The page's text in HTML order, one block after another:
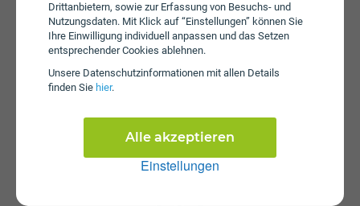
Drittanbietern, sowie zur Erfassung von Besuchs- und
Nutzungsdaten. Mit Klick auf “Einstellungen” können Sie
Ihre Einwilligung individuell anpassen und das Setzen
entsprechender Cookies ablehnen.
Unsere Daten­schutz­informationen mit allen Details
finden Sie hier.
Einstellungen
Alle akzeptieren
Fristen
Die Vertragslaufzeit bei Kabel-TV St.Johann in Tirol